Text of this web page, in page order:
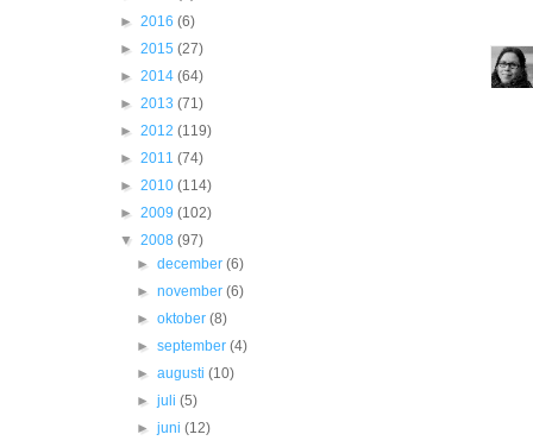
► 2016 (6)
► 2015 (27)
► 2014 (64)
► 2013 (71)
► 2012 (119)
► 2011 (74)
► 2010 (114)
► 2009 (102)
▼ 2008 (97)
►december(6)
►november(6)
►oktober(8)
►september(4)
►augusti(10)
►juli(5)
►juni(12)